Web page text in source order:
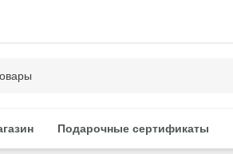
Подарочные сертификаты